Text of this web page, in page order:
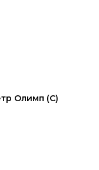
Олимп (С)